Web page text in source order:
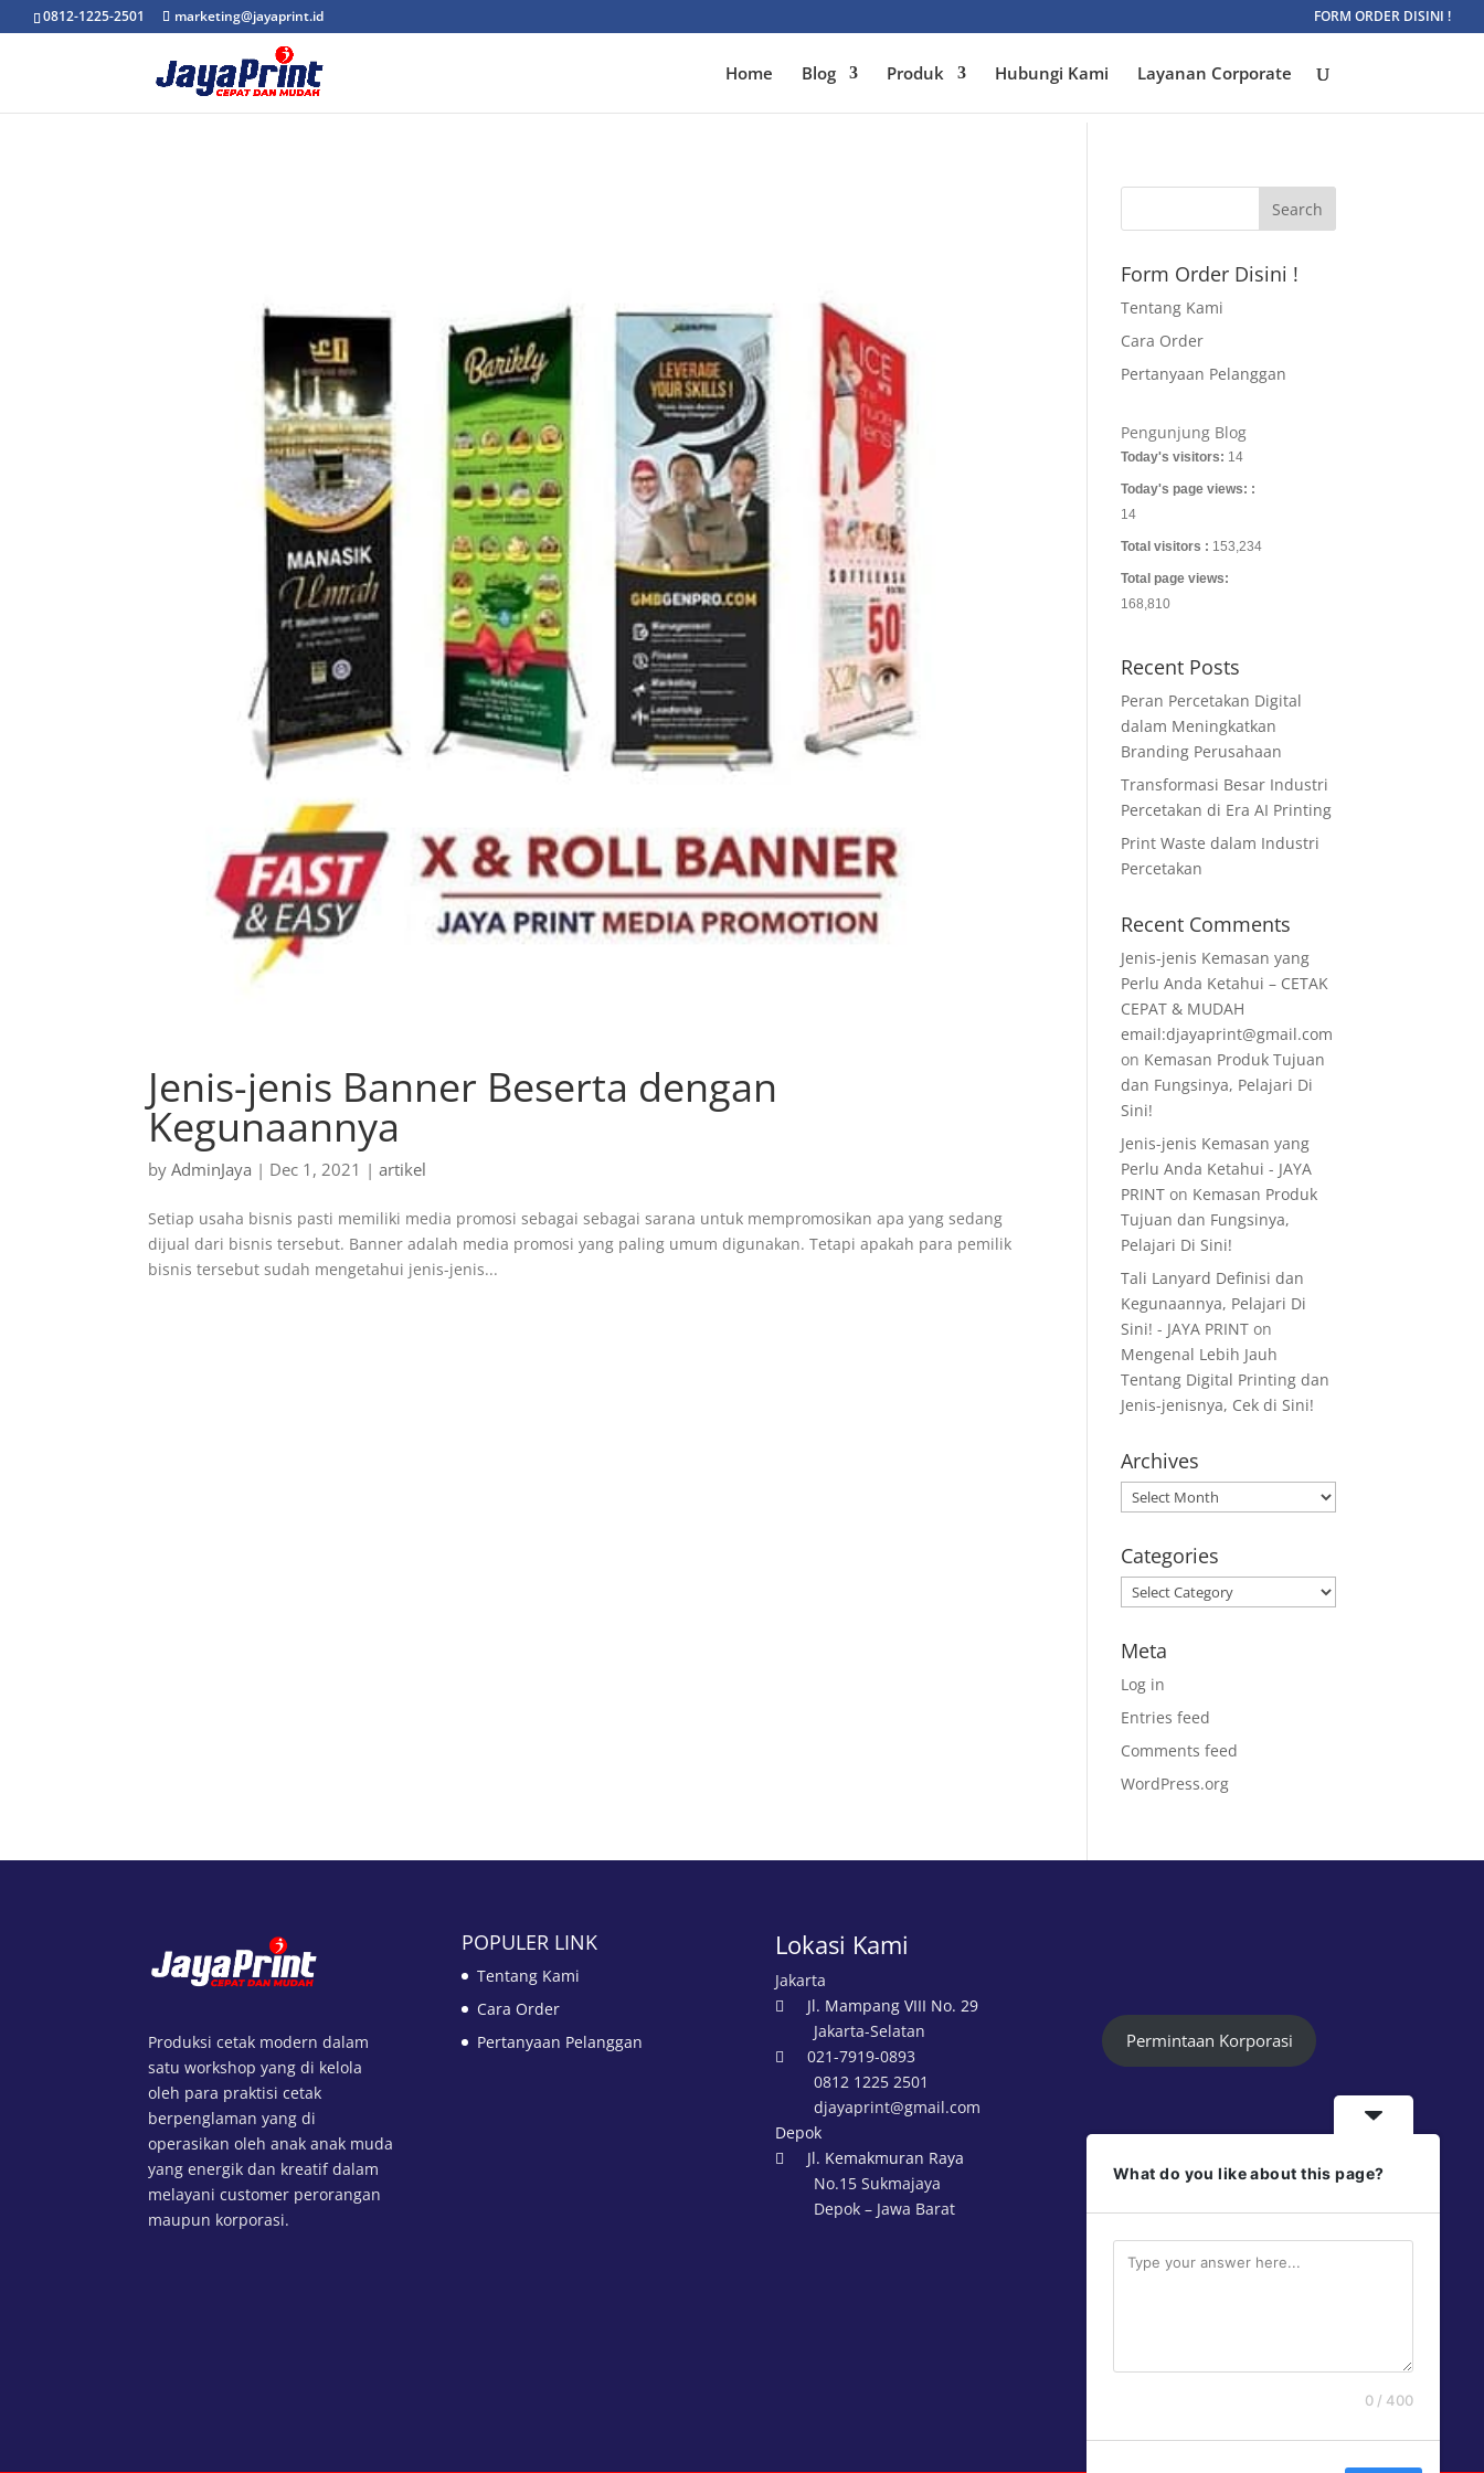
0812-1225-2501 marketing@jayaprint.id FORM ORDER DISINI !
Home Blog Produk Hubungi Kami Layanan Corporate
Jenis-jenis Banner Beserta dengan
Kegunaannya
byAdminJaya | Dec 1, 2021 |artikel
Setiap usaha bisnis pasti memiliki media promosi sebagai sebagai sarana untuk mempromosikan apa yang sedang
dijual dari bisnis tersebut. Banner adalah media promosi yang paling umum digunakan. Tetapi apakah para pemilik
bisnis tersebut sudah mengetahui jenis-jenis...
Form Order Disini !
Tentang Kami
Cara Order
Pertanyaan Pelanggan
Pengunjung Blog
Today's visitors: 14
Today's page views: :
14
Total visitors : 153,234
Total page views:
168,810
Recent Posts
Peran Percetakan Digital
dalam Meningkatkan
Branding Perusahaan
Transformasi Besar Industri
Percetakan di Era AI Printing
Print Waste dalam Industri
Percetakan
Recent Comments
Jenis-jenis Kemasan yang
Perlu Anda Ketahui – CETAK
CEPAT & MUDAH
email:djayaprint@gmail.com
on Kemasan Produk Tujuan
dan Fungsinya, Pelajari Di
Sini!
Jenis-jenis Kemasan yang
Perlu Anda Ketahui - JAYA
PRINT on Kemasan Produk
Tujuan dan Fungsinya,
Pelajari Di Sini!
Tali Lanyard Definisi dan
Kegunaannya, Pelajari Di
Sini! - JAYA PRINT on
Mengenal Lebih Jauh
Tentang Digital Printing dan
Jenis-jenisnya, Cek di Sini!
Archives
Archives
Categories
Categories
Meta
Log in
Entries feed
Comments feed
WordPress.org
Produksi cetak modern dalam
satu workshop yang di kelola
oleh para praktisi cetak
berpenglaman yang di
operasikan oleh anak anak muda
yang energik dan kreatif dalam
melayani customer perorangan
maupun korporasi.
POPULER LINK
Tentang Kami
Cara Order
Pertanyaan Pelanggan
Lokasi Kami
Jakarta

Jl. Mampang VIII No. 29
Jakarta-Selatan

021-7919-0893
0812 1225 2501
djayaprint@gmail.com
Depok

Jl. Kemakmuran Raya
No.15 Sukmajaya
Depok – Jawa Barat
Permintaan Korporasi
Follow Us
Jayaprint
What do you like about this page?
0 / 400